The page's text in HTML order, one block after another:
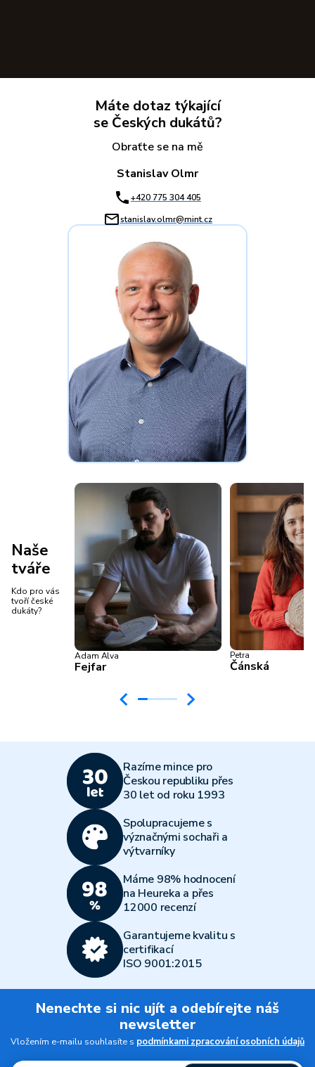
Máte dotaz týkající
se Českých dukátů?
Obraťte se na mě
Stanislav Olmr
+420 775 304 405
stanislav.olmr@mint.cz
Naše
tváře
Kdo pro vás
tvoří české
dukáty?
Adam Alva
Fejfar
Petra
Čánská
Razíme mince pro
Českou republiku přes
30 let od roku 1993
Spolupracujeme s
význačnými sochaři a
výtvarníky
Máme 98% hodnocení
na Heureka a přes
12000 recenzí
Garantujeme kvalitu s
certifikací
ISO 9001:2015
Nenechte si nic ujít a odebírejte náš
newsletter
Vložením e-mailu souhlasíte s podmínkami zpracování osobních údajů